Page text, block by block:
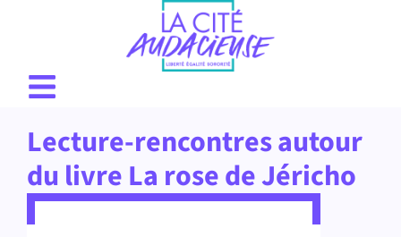
Lecture-rencontres autour
du livre La rose de Jéricho